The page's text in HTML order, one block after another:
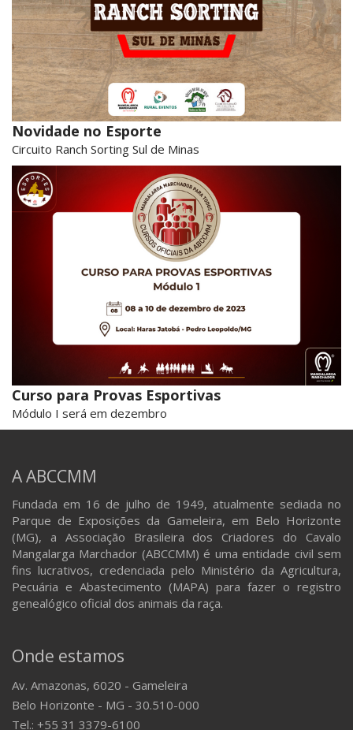
Novidade no Esporte
Circuito Ranch Sorting Sul de Minas
Curso para Provas Esportivas
Módulo I será em dezembro
A ABCCMM
Fundada em 16 de julho de 1949, atualmente sediada no
Parque de Exposições da Gameleira, em Belo Horizonte
(MG), a Associação Brasileira dos Criadores do Cavalo
Mangalarga Marchador (ABCCMM) é uma entidade civil sem
fins lucrativos, credenciada pelo Ministério da Agricultura,
Pecuária e Abastecimento (MAPA) para fazer o registro
genealógico oficial dos animais da raça.
Onde estamos
Av. Amazonas, 6020 - Gameleira
Belo Horizonte - MG - 30.510-000
Tel.: +55 31 3379-6100